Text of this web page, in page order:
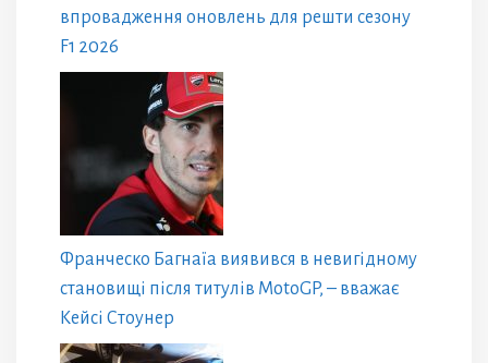
впровадження оновлень для решти сезону
F1 2026
Франческо Багнаїа виявився в невигідному
становищі після титулів MotoGP, – вважає
Кейсі Стоунер